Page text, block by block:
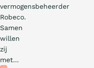
vermogensbeheerder
Robeco.
Samen
willen
zij
met…Nieuws